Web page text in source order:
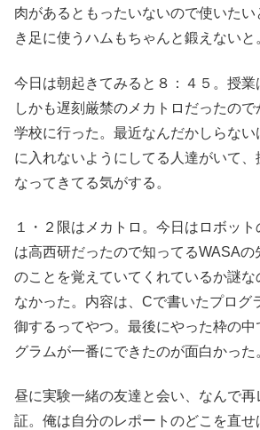
肉があるともったいないので使いたい
き足に使うハムもちゃんと鍛えないと
今日は朝起きてみると８：４５。授業
しかも遅刻厳禁のメカトロだったの
学校に行った。最近なんだかしらな
に入れないようにしてる人達がいて
なってきてる気がする。
１・２限はメカトロ。今日はロボッ
は高西研だったので知ってるWASA
のことを覚えていてくれているか謎な
なかった。内容は、Cで書いたプログ
御するってやつ。最後にやった枠の中
グラムが一番にできたのが面白かった
昼に実験一緒の友達と会い、なんで
証。俺は自分のレポートのどこを直せ